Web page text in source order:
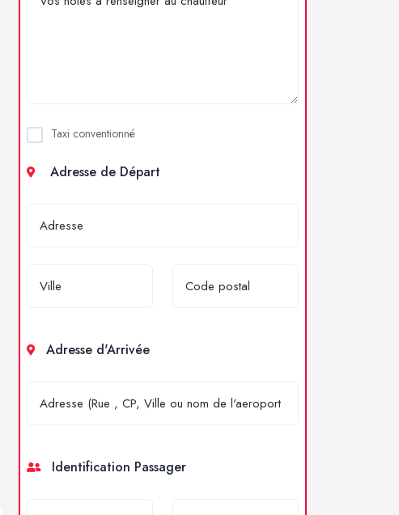
Taxi conventionné
Adresse de Départ
Adresse d'Arrivée
Identification Passager